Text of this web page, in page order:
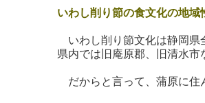
いわし削り節の食文化の地域
いわし削り節文化は静岡県
県内では旧庵原郡、旧清水市
だからと言って、蒲原に住